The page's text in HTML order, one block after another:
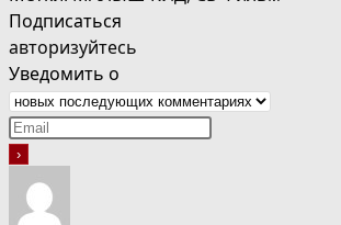
Подписаться
авторизуйтесь
Уведомить о